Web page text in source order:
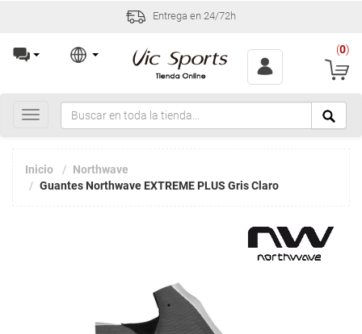
Entrega en 24/72h
(0)
Toggle
navigation
Inicio
Northwave
Guantes Northwave EXTREME PLUS Gris Claro